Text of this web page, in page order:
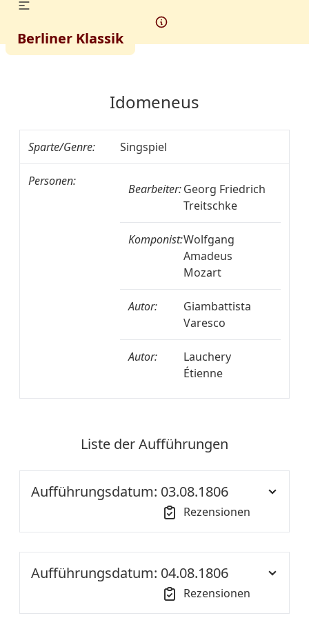
Berliner Klassik
Idomeneus
Sparte/Genre: Singspiel
Personen:
Bearbeiter:Georg Friedrich
Treitschke
Komponist:Wolfgang
Amadeus
Mozart
Autor:
Giambattista
Varesco
Autor:
Lauchery
Étienne
Liste der Aufführungen
Aufführungsdatum: 03.08.1806
Rezensionen
Ort der
Aufführung::
NT S1
Idomeneus, König von
Aufführungsdatum: 04.08.1806
Rezensionen